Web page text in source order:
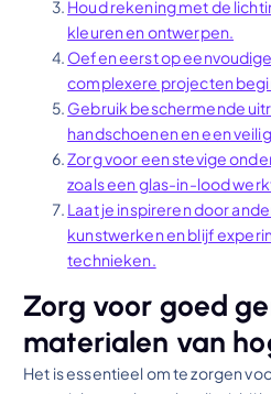
Houd rekening met de
kleuren en ontwerpen.
Oefen eerst op
complexere projecten
Gebruik beschermende
handschoenen en een
Zorg voor een stevige
zoals een glas-in-lood
Laat je inspireren door
kunstwerken en blijf
technieken.
Zorg voor goed
materialen van
Het is essentieel om te zorgen